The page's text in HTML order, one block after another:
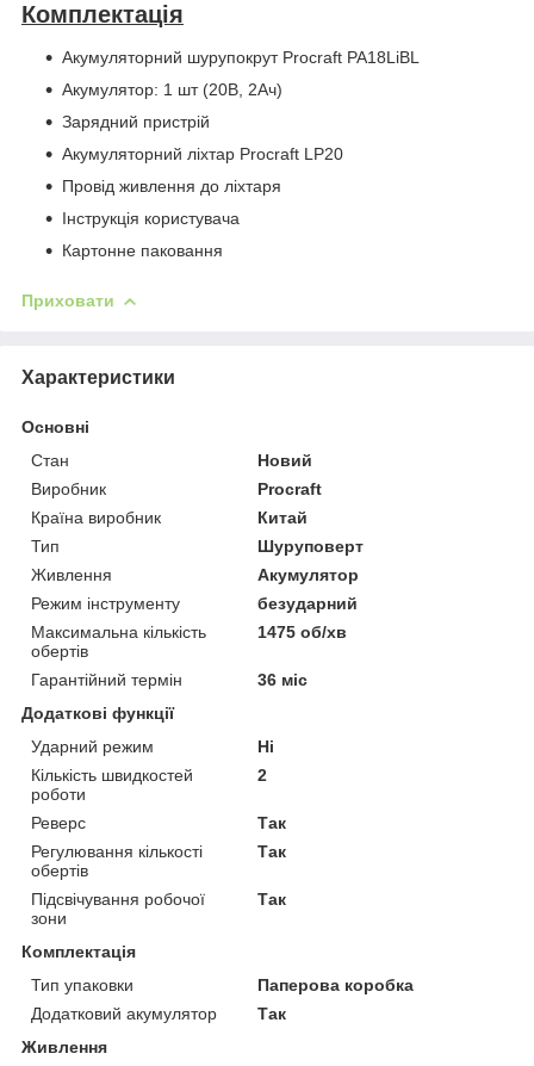
Комплектація
Акумуляторний шурупокрут Procraft PA18LiBL
Акумулятор: 1 шт (20В, 2Ач)
Зарядний пристрій
Акумуляторний ліхтар Procraft LP20
Провід живлення до ліхтаря
Інструкція користувача
Картонне паковання
Приховати
Характеристики
Основні
Стан
Новий
Виробник
Procraft
Країна виробник
Китай
Тип
Шуруповерт
Живлення
Акумулятор
Режим інструменту
безударний
Максимальна кількість
обертів
1475 об/хв
Гарантійний термін
36 міс
Додаткові функції
Ударний режим
Ні
Кількість швидкостей
роботи
2
Реверс
Так
Регулювання кількості
обертів
Так
Підсвічування робочої
зони
Так
Комплектація
Тип упаковки
Паперова коробка
Додатковий акумулятор
Так
Живлення